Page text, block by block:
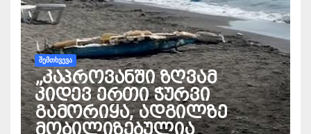
ᲨᲔᲛᲗᲮᲕᲔᲕᲐ
„კაპროვანში ზღვამ
კიდევ ერთი ჭურვი
გამორიყა, ადგილზე
მობილიზებულია